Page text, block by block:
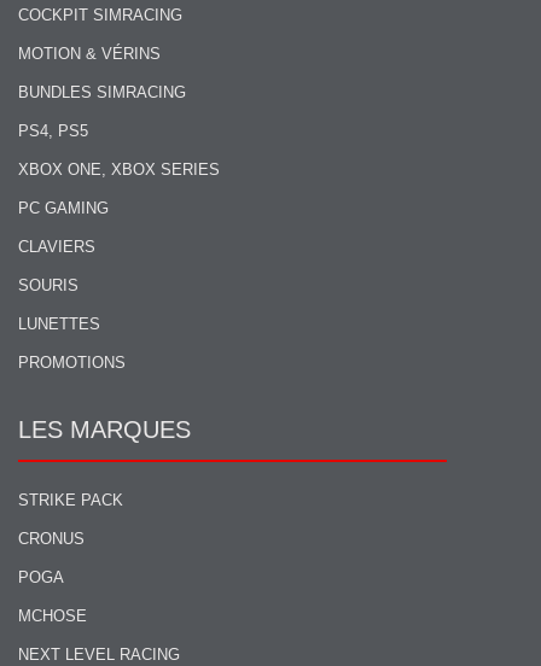
COCKPIT SIMRACING
MOTION & VÉRINS
BUNDLES SIMRACING
PS4, PS5
XBOX ONE, XBOX SERIES
PC GAMING
CLAVIERS
SOURIS
LUNETTES
PROMOTIONS
LES MARQUES
STRIKE PACK
CRONUS
POGA
MCHOSE
NEXT LEVEL RACING